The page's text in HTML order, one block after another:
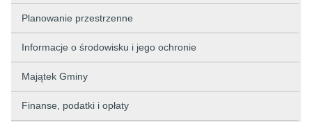
Planowanie przestrzenne
Informacje o środowisku i jego ochronie
Majątek Gminy
Finanse, podatki i opłaty